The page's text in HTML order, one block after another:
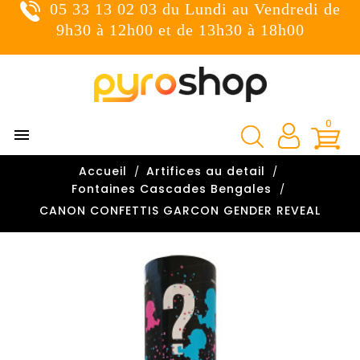
05 33 13 02 03 du Lundi au Vendredi de
9h30 à 12h00 et de 13h30 à 18h00
0

Accueil
Artifices au detail
Fontaines Cascades Bengales
CANON CONFETTIS GARCON GENDER REVEAL
Connexion
You need to be logged in to save products in your wish
Annuler Connexion